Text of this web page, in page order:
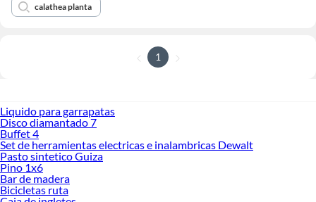
calathea planta
1
Liquido para garrapatas
Disco diamantado 7
Buffet 4
Set de herramientas electricas e inalambricas Dewalt
Pasto sintetico Guiza
Pino 1x6
Bar de madera
Bicicletas ruta